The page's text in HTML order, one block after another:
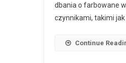
dbania o farbowane
czynnikami, takimi jak
Continue